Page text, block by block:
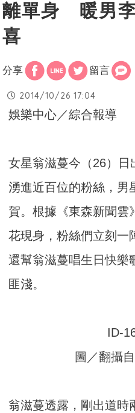
離單身 暖男
喜
分享 留言
2014/10/26 17:04
娛樂中心／綜合報導
女星翁滋蔓今（26）日
湧進近百位的粉絲，男
賀。根據《東森新聞雲
花現身，粉絲們立刻一
還幫翁滋蔓唱生日快樂
匪淺。
圖／翻攝
翁滋蔓透露，剛出道時